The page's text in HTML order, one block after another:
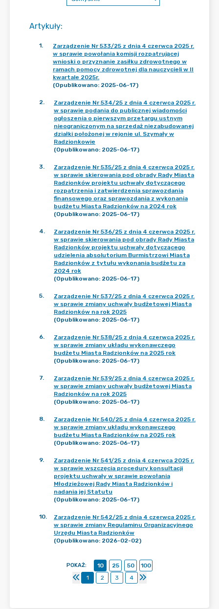
Artykuły:
1.
Zarządzenie Nr 533/25 z dnia 4 czerwca 2025 r.
w sprawie powołania komisji rozpatrującej
wnioski o przyznanie zasiłku zdrowotnego w
ramach pomocy zdrowotnej dla nauczycieli w II
kwartale 2025r.
(Opublikowano: 2025-06-17)
2.
Zarządzenie Nr 534/25 z dnia 4 czerwca 2025 r.
w sprawie podania do publicznej wiadomości
ogłoszenia o pierwszym przetargu ustnym
nieograniczonym na sprzedaż niezabudowanej
działki położonej w rejonie ul. Szymały w
Radzionkowie
(Opublikowano: 2025-06-17)
3.
Zarządzenie Nr 535/25 z dnia 4 czerwca 2025 r.
w sprawie skierowania pod obrady Rady Miasta
Radzionków projektu uchwały dotyczącego
rozpatrzenia i zatwierdzenia sprawozdania
finansowego oraz sprawozdania z wykonania
budżetu Miasta Radzionków na 2024 rok
(Opublikowano: 2025-06-17)
4.
Zarządzenie Nr 536/25 z dnia 4 czerwca 2025 r.
w sprawie skierowania pod obrady Rady Miasta
Radzionków projektu uchwały dotyczącego
udzielenia absolutorium Burmistrzowi Miasta
Radzionków z tytułu wykonania budżetu za
2024 rok
(Opublikowano: 2025-06-17)
5.
Zarządzenie Nr 537/25 z dnia 4 czerwca 2025 r.
w sprawie zmiany uchwały budżetowej Miasta
Radzionków na rok 2025
(Opublikowano: 2025-06-17)
6.
Zarządzenie Nr 538/25 z dnia 4 czerwca 2025 r.
w sprawie zmiany układu wykonawczego
budżetu Miasta Radzionków na 2025 rok
(Opublikowano: 2025-06-17)
7.
Zarządzenie Nr 539/25 z dnia 4 czerwca 2025 r.
w sprawie zmiany uchwały budżetowej Miasta
Radzionków na rok 2025
(Opublikowano: 2025-06-17)
8.
Zarządzenie Nr 540/25 z dnia 4 czerwca 2025 r.
w sprawie zmiany układu wykonawczego
budżetu Miasta Radzionków na 2025 rok
(Opublikowano: 2025-06-17)
9.
Zarządzenie Nr 541/25 z dnia 4 czerwca 2025 r.
w sprawie wszczęcia procedury konsultacji
projektu uchwały w sprawie powołania
Młodzieżowej Rady Miasta Radzionków i
nadania jej Statutu
(Opublikowano: 2025-06-17)
10.
Zarządzenie Nr 542/25 z dnia 4 czerwca 2025 r.
w sprawie zmiany Regulaminu Organizacyjnego
Urzędu Miasta Radzionków
(Opublikowano: 2026-02-02)
POKAŻ: 10 25 50
100
1
2 3 4